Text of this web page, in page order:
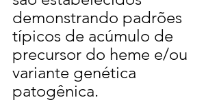
demonstrando padrões
típicos de acúmulo de
precursor do heme e/ou
variante genética
patogênica.